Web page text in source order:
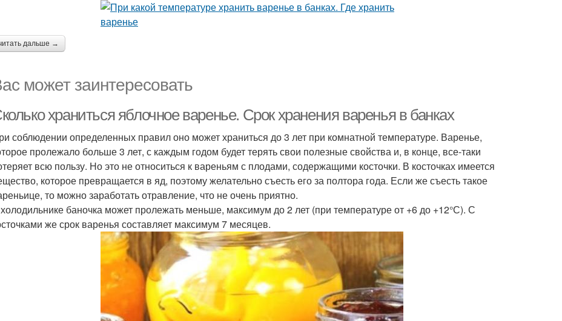
дальше →
может заинтересовать
храниться яблочное варенье. Срок хранения варенья в банках
соблюдении определенных правил оно может храниться до 3 лет при комнатной температуре. Варенье,
пролежало больше 3 лет, с каждым годом будет терять свои полезные свойства и, в конце, все-таки
всю пользу. Но это не относиться к вареньям с плодами, содержащими косточки. В косточках имеется
которое превращается в яд, поэтому желательно съесть его за полтора года. Если же съесть такое
то можно заработать отравление, что не очень приятно.
баночка может пролежать меньше, максимум до 2 лет (при температуре от +6 до +12°С). С
же срок варенья составляет максимум 7 месяцев.